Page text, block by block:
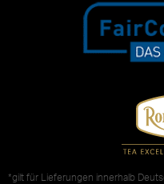
*gilt für Lieferungen innerhalb